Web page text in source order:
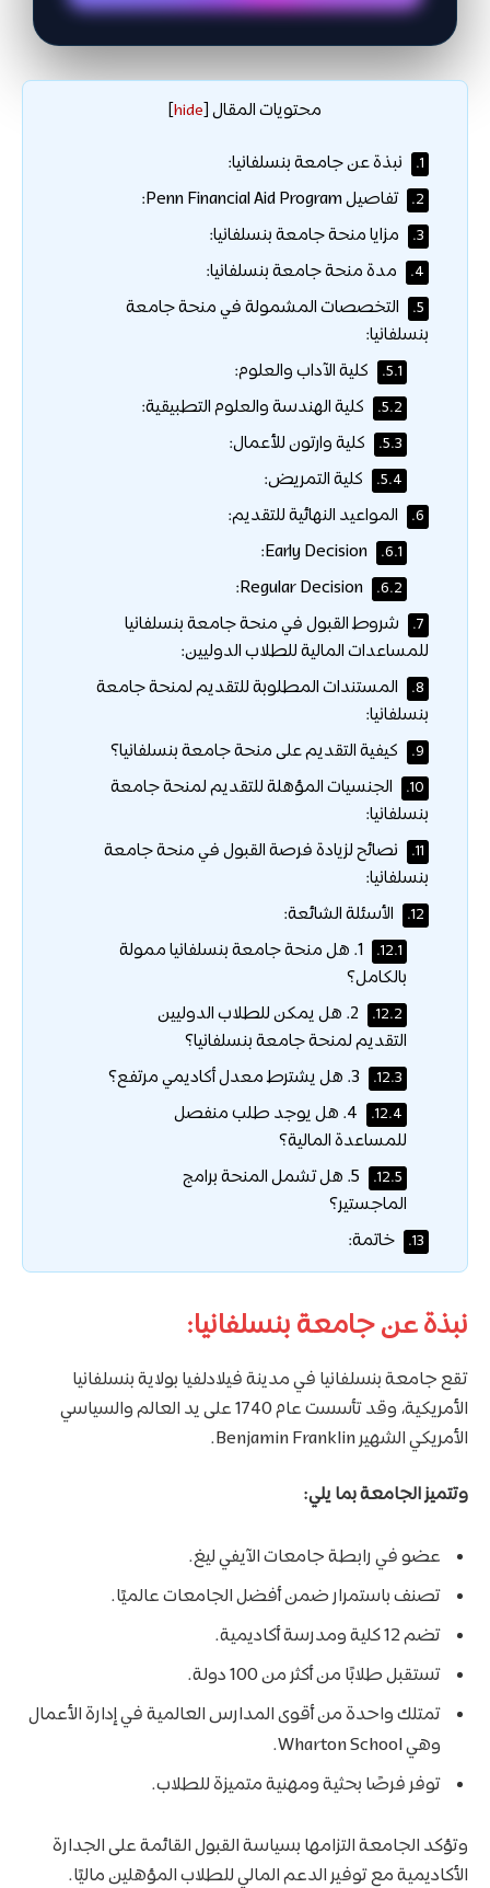
محتويات المقال [
hide
]
1. نبذة عن جامعة بنسلفانيا:
2. تفاصيل Penn Financial Aid Program:
3. مزايا منحة جامعة بنسلفانيا:
4. مدة منحة جامعة بنسلفانيا:
5.
التخصصات المشمولة في منحة جامعة
بنسلفانيا:
5.1. كلية الآداب والعلوم:
5.2. كلية الهندسة والعلوم التطبيقية:
5.3. كلية وارتون للأعمال:
5.4. كلية التمريض:
6. المواعيد النهائية للتقديم:
6.1.
6.2.
7.
شروط القبول في منحة جامعة بنسلفانيا
للمساعدات المالية للطلاب الدوليين:
8.
المستندات المطلوبة للتقديم لمنحة جامعة
بنسلفانيا:
9. كيفية التقديم على منحة جامعة بنسلفانيا؟
10.
الجنسيات المؤهلة للتقديم لمنحة جامعة
بنسلفانيا:
11.
نصائح لزيادة فرصة القبول في منحة جامعة
بنسلفانيا:
12. الأسئلة الشائعة:
12.1.
1. هل منحة جامعة بنسلفانيا ممولة
بالكامل؟
12.2.
2. هل يمكن للطلاب الدوليين
التقديم لمنحة جامعة بنسلفانيا؟
12.3.
12.4.
4. هل يوجد طلب منفصل
للمساعدة المالية؟
12.5.
5. هل تشمل المنحة برامج
الماجستير؟
13. خاتمة:
نبذة عن جامعة بنسلفانيا:
تقع جامعة بنسلفانيا في مدينة فيلادلفيا بولاية بنسلفانيا
الأمريكية، وقد تأسست عام 1740 على يد العالم والسياسي
الأمريكي الشهير Benjamin Franklin.
وتتميز الجامعة بما يلي:
عضو في رابطة جامعات الآيفي ليغ.
تصنف باستمرار ضمن أفضل الجامعات عالميًا.
تضم 12 كلية ومدرسة أكاديمية.
تستقبل طلابًا من أكثر من 100 دولة.
تمتلك واحدة من أقوى المدارس العالمية في إدارة الأعمال
وهي Wharton School.
توفر فرصًا بحثية ومهنية متميزة للطلاب.
وتؤكد الجامعة التزامها بسياسة القبول القائمة على الجدارة
الأكاديمية مع توفير الدعم المالي للطلاب المؤهلين ماليًا.